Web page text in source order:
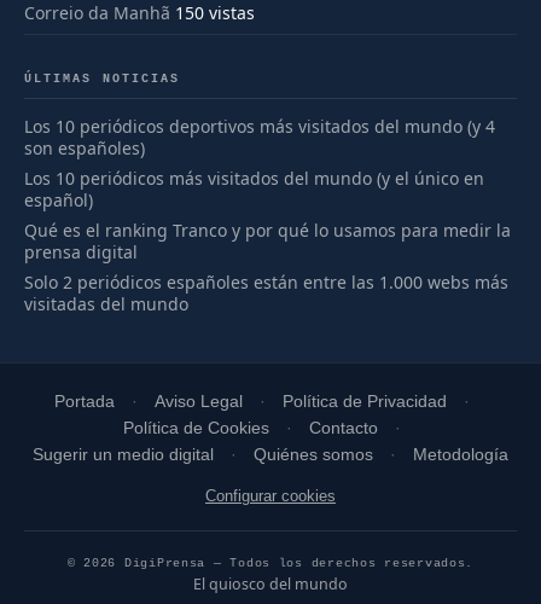
Correio da Manhã 150 vistas
ÚLTIMAS NOTICIAS
Los 10 periódicos deportivos más visitados del mundo (y 4
son españoles)
Los 10 periódicos más visitados del mundo (y el único en
español)
Qué es el ranking Tranco y por qué lo usamos para medir la
prensa digital
Solo 2 periódicos españoles están entre las 1.000 webs más
visitadas del mundo
Portada Aviso Legal
Política de Privacidad
Política de Cookies
Contacto
Sugerir un medio digital
Quiénes somos Metodología
Configurar cookies
© 2026 DigiPrensa — Todos los derechos reservados.
El quiosco del mundo